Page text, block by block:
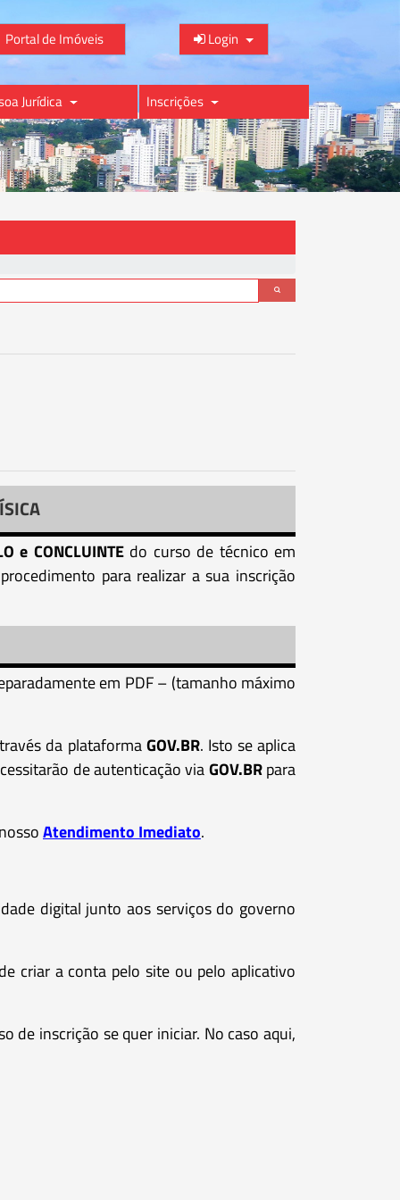
Portal de Imóveis Login
Jurídica Inscrições
e CONCLUINTEdo curso de técnico em
para realizar a sua inscrição
em PDF – (tamanho máximo
da plataformaGOV.BR. Isto se aplica
de autenticação viaGOV.BRpara
Atendimento Imediato.
digital junto aos serviços do governo
criar a conta pelo site ou pelo aplicativo
de inscrição se quer iniciar. No caso aqui,